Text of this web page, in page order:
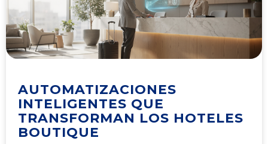
AUTOMATIZACIONES
INTELIGENTES QUE
TRANSFORMAN LOS HOTELES
BOUTIQUE